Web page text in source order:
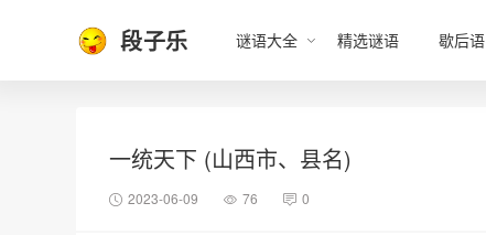
段子乐 谜语大全 精选谜语 歇后语
一统天下 (山西市、县名)
2023-06-09 76 0